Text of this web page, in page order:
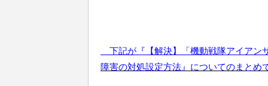
下記が『【解決】「機動戦隊アイアン
障害の対処設定方法』についてのまとめ